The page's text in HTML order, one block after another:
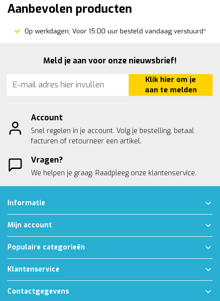
Aanbevolen producten
Op werkdagen; Voor 15:00 uur besteld vandaag verstuurd*
Meld je aan voor onze nieuwsbrief!
Klik hier om je
aan te melden
Account
Snel regelen in je account. Volg je bestelling, betaal
facturen of retourneer een artikel.
Vragen?
We helpen je graag. Raadpleeg onze klantenservice.
Informatie
Mijn account
Populaire categorieën
Klantenservice
Contactgegevens